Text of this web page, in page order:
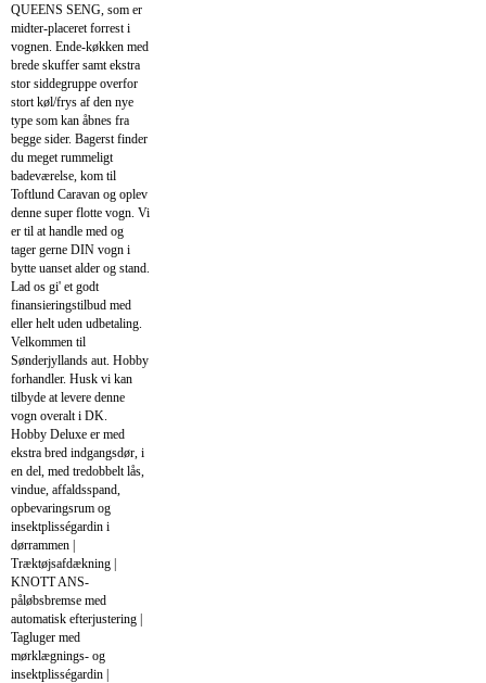
QUEENS SENG, som er
midter-placeret forrest i
vognen. Ende-køkken med
brede skuffer samt ekstra
stor siddegruppe overfor
stort køl/frys af den nye
type som kan åbnes fra
begge sider. Bagerst finder
du meget rummeligt
badeværelse, kom til
Toftlund Caravan og oplev
denne super flotte vogn. Vi
er til at handle med og
tager gerne DIN vogn i
bytte uanset alder og stand.
Lad os gi' et godt
finansieringstilbud med
eller helt uden udbetaling.
Velkommen til
Sønderjyllands aut. Hobby
forhandler. Husk vi kan
tilbyde at levere denne
vogn overalt i DK.
Hobby Deluxe er med
ekstra bred indgangsdør, i
en del, med tredobbelt lås,
vindue, affaldsspand,
opbevaringsrum og
insektplisségardin i
dørrammen |
Træktøjsafdækning |
KNOTT ANS-
påløbsbremse med
automatisk efterjustering |
Tagluger med
mørklægnings- og
insektplisségardin |